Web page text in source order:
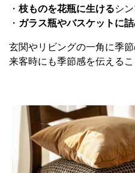
・ 枝ものを花瓶に生けるシ
・ ガラス瓶やバスケットに
玄関やリビングの一角に季
来客時にも季節感を伝える